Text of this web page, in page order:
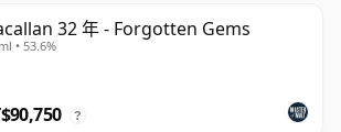
32 年 - Forgotten Gems
• 53.6%
?